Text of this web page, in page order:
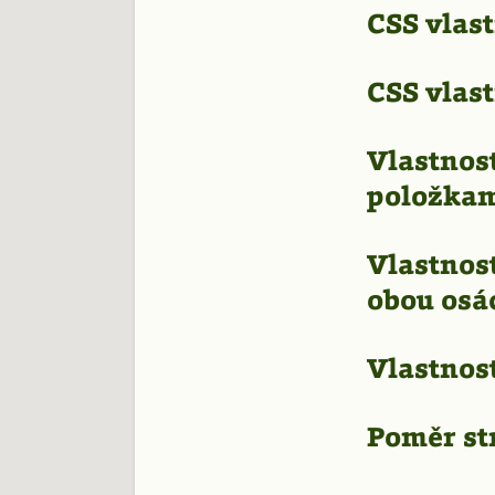
48
CSS
CSS
obou
Poměr